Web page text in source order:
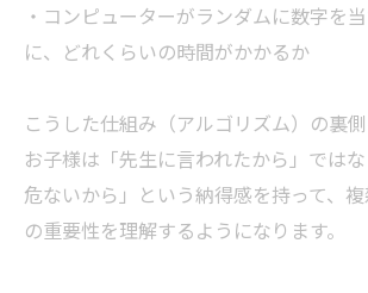
・コンピューターがランダムに数字を
に、どれくらいの時間がかかるか
こうした仕組み（アルゴリズム）の裏側
お子様は「先生に言われたから」では
危ないから」という納得感を持って、
の重要性を理解するようになります。